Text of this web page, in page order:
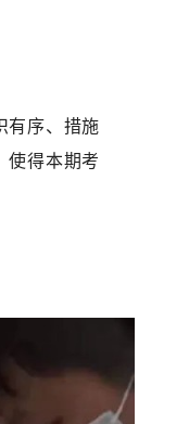
有序、措施
使得本期考